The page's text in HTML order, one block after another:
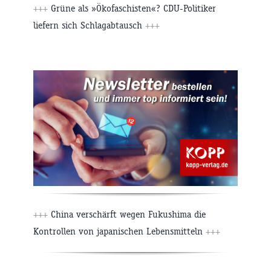
+++ Grüne als »Ökofaschisten«? CDU-Politiker
liefern sich Schlagabtausch +++
+++ China verschärft wegen Fukushima die
Kontrollen von japanischen Lebensmitteln +++